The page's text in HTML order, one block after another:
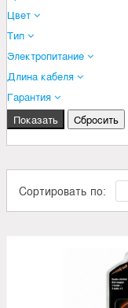
Цвет
Тип
Электропитание
Длина кабеля
Гарантия
Сортировать по: